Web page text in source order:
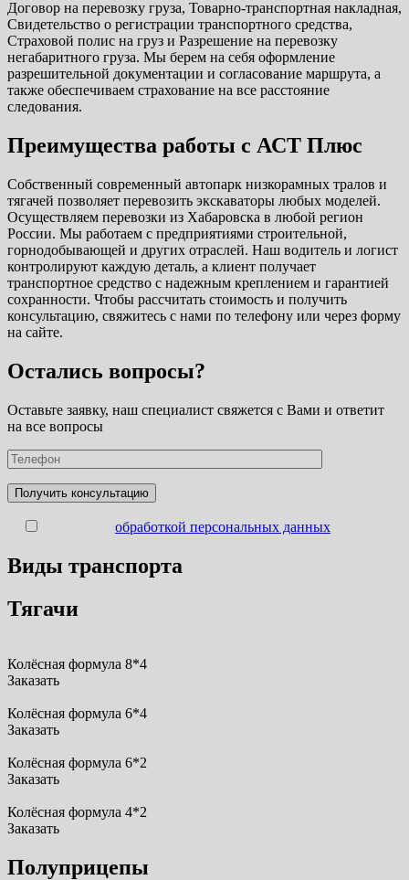
Договор на перевозку груза, Товарно-транспортная накладная,
Свидетельство о регистрации транспортного средства,
Страховой полис на груз и Разрешение на перевозку
негабаритного груза. Мы берем на себя оформление
разрешительной документации и согласование маршрута, а
также обеспечиваем страхование на все расстояние
следования.
Преимущества работы с АСТ Плюс
Собственный современный автопарк низкорамных тралов и
тягачей позволяет перевозить экскаваторы любых моделей.
Осуществляем перевозки из Хабаровска в любой регион
России. Мы работаем с предприятиями строительной,
горнодобывающей и других отраслей. Наш водитель и логист
контролируют каждую деталь, а клиент получает
транспортное средство с надежным креплением и гарантией
сохранности. Чтобы рассчитать стоимость и получить
консультацию, свяжитесь с нами по телефону или через форму
на сайте.
Остались вопросы?
Оставьте заявку, наш специалист свяжется с Вами и ответит
на все вопросы
обработкой персональных данных
Виды транспорта
Тягачи
Колёсная формула 8*4
Заказать
Колёсная формула 6*4
Заказать
Колёсная формула 6*2
Заказать
Колёсная формула 4*2
Заказать
Полуприцепы